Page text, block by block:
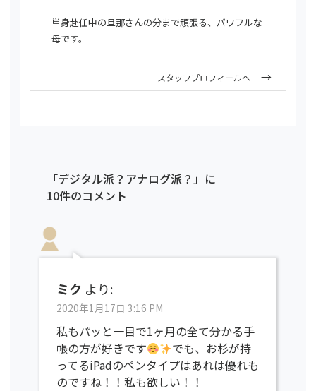
単身赴任中の旦那さんの分まで頑張る、パワフルな
母です。
スタッフプロフィールへ
「デジタル派？アナログ派？」に
10件のコメント
ミク より:
2020年1月17日 3:16 PM
私もパッと一目で1ヶ月の全て分かる手
帳の方が好きです
でも、お杉が持
ってるiPadのペンタイプはあれは優れも
のですね！！私も欲しい！！